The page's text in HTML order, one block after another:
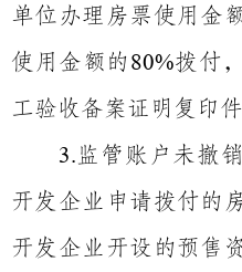
单位办理房票使用金
使用金额的80%拨付
工验收备案证明复印件
3. 监管账户未撤
开发企业申请拨付的
开发企业开设的预售